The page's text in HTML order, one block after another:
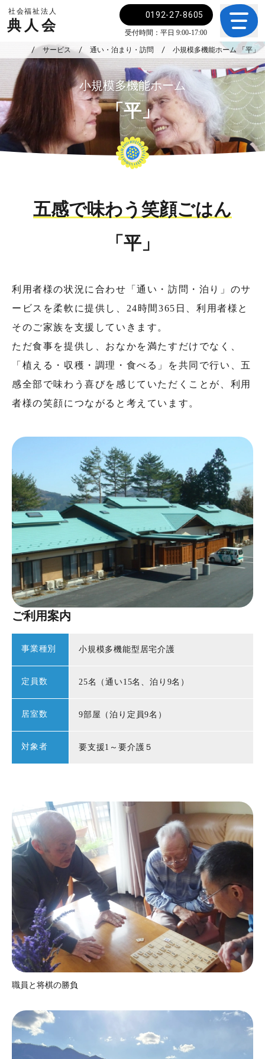
社会福祉法人
典人会
0192-27-8605
受付時間：平日 9:00-17:00
サービス 通い・泊まり・訪問 小規模多機能ホーム 「平」
小規模多機能ホーム
「平」
五感で味わう笑顔ごはん
「平」
利用者様の状況に合わせ「通い・訪問・泊り」のサ
ービスを柔軟に提供し、24時間365日、利用者様と
そのご家族を支援していきます。
ただ食事を提供し、おなかを満たすだけでなく、
「植える・収穫・調理・食べる」を共同で行い、五
感全部で味わう喜びを感じていただくことが、利用
者様の笑顔につながると考えています。
ご利用案内
事業種別 小規模多機能型居宅介護
定員数 25名（通い15名、泊り9名）
居室数 9部屋（泊り定員9名）
対象者 要支援1～要介護５
職員と将棋の勝負